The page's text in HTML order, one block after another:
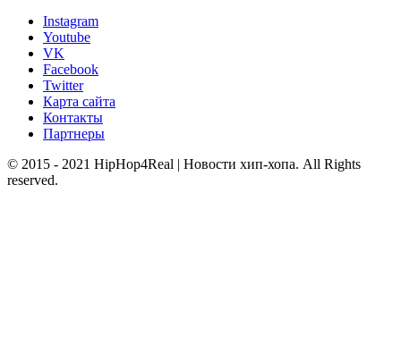
Instagram
Youtube
VK
Facebook
Twitter
Карта сайта
Контакты
Партнеры
© 2015 - 2021 HipHop4Real | Новости хип-хопа. All Rights
reserved.